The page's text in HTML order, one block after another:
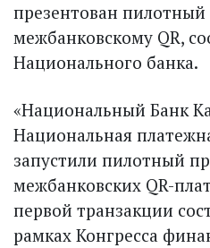
презентован пилотный
межбанковскому QR,
Национального банка.
«Национальный Банк
Национальная
запустили пилотный
межбанковских QR-
первой транзакции
рамках Конгресса